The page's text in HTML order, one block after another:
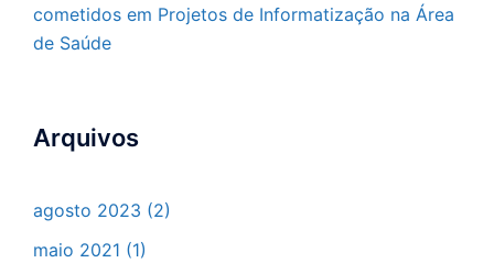
cometidos em Projetos de Informatização na Área
de Saúde
Arquivos
agosto 2023 (2)
maio 2021 (1)